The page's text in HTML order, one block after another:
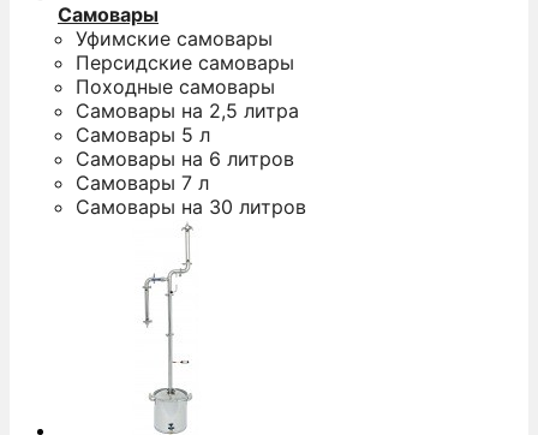
Самовары
Уфимские самовары
Персидские самовары
Походные самовары
Самовары на 2,5 литра
Самовары 5 л
Самовары на 6 литров
Самовары 7 л
Самовары на 30 литров